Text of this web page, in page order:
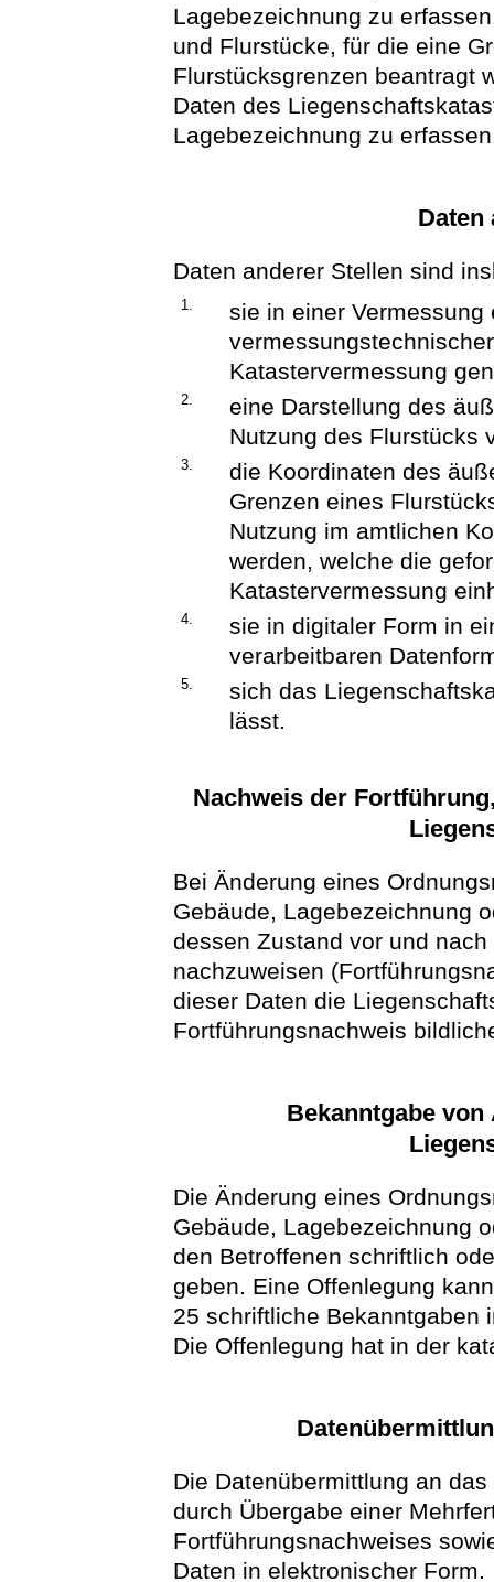
Lagebezeichnung zu
und Flurstücke, für die eine
Flurstücksgrenzen beantragt
Daten des
Lagebezeichnung zu
Daten
Daten anderer Stellen sind
1.
sie in einer
Katastervermessung
2.
eine Darstellung des
Nutzung des Flurstücks
3.
die Koordinaten des
Grenzen eines
Nutzung im amtlichen
werden, welche die
Katastervermessung
4.
sie in digitaler Form in
verarbeitbaren
5.
sich das
lässt.
Nachweis der
Bei Änderung eines
Gebäude, Lagebezeichnung
dessen Zustand vor und
nachzuweisen
dieser Daten die
Fortführungsnachweis
Bekanntgabe von
Die Änderung eines
Gebäude, Lagebezeichnung
den Betroffenen schriftlich
geben. Eine Offenlegung
25 schriftliche Bekanntgaben
Die Offenlegung hat in der
Die Datenübermittlung an
durch Übergabe einer
Fortführungsnachweises
Daten in elektronischer Form.